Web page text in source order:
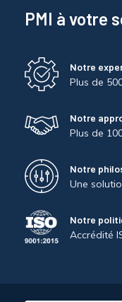
PMI à votre
Notre
Plus de
Notre
Plus de
Notre
Une
Notre
Accrédité